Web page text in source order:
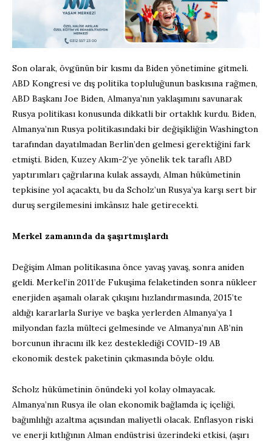
Son olarak, övgünün bir kısmı da Biden yönetimine gitmeli.
ABD Kongresi ve dış politika topluluğunun baskısına rağmen,
ABD Başkanı Joe Biden, Almanya’nın yaklaşımını savunarak
Rusya politikası konusunda dikkatli bir ortaklık kurdu. Biden,
Almanya’nın Rusya politikasındaki bir değişikliğin Washington
tarafından dayatılmadan Berlin’den gelmesi gerektiğini fark
etmişti. Biden, Kuzey Akım-2’ye yönelik tek taraflı ABD
yaptırımları çağrılarına kulak assaydı, Alman hükümetinin
tepkisine yol açacaktı, bu da Scholz’un Rusya’ya karşı sert bir
duruş sergilemesini imkânsız hale getirecekti.
Merkel zamanında da şaşırtmışlardı
Değişim Alman politikasına önce yavaş yavaş, sonra aniden
geldi. Merkel’in 2011’de Fukuşima felaketinden sonra nükleer
enerjiden aşamalı olarak çıkışını hızlandırmasında, 2015’te
aldığı kararlarla Suriye ve başka yerlerden Almanya’ya 1
milyondan fazla mülteci gelmesinde ve Almanya’nın AB’nin
borcunun ihracını ilk kez desteklediği COVID-19 AB
ekonomik destek paketinin çıkmasında böyle oldu.
Scholz hükümetinin önündeki yol kolay olmayacak.
Almanya’nın Rusya ile olan ekonomik bağlamda iç içeliği,
bağımlılığı azaltma açısından maliyetli olacak. Enflasyon riski
ve enerji kıtlığının Alman endüstrisi üzerindeki etkisi, (aşırı